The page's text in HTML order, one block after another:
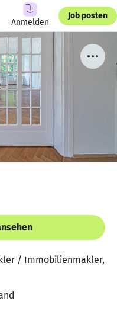
Anmelden
Job posten
/ Immobilienmakler,